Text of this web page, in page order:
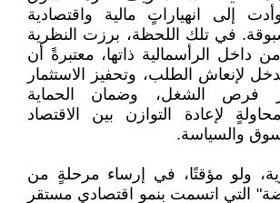
وأدت إلى انهياراتٍ مالية واقتصادية
في تلك اللحظة، برزت النظرية
داخل الرأسمالية ذاتها، معتبرةً أن
لإنعاش الطلب، وتحفيز الاستثمار
فرص الشغل، وضمان الحماية
لإعادة التوازن بين الاقتصاد
والسياسة.
ولو مؤقتًا، في إرساء مرحلةٍ من
التي اتسمت بنموٍ اقتصادي مستقر